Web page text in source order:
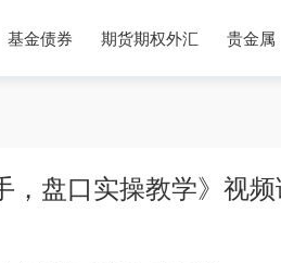
基金债券 期货期权外汇 贵金属
，盘口实操教学》视频